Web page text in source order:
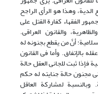
وهذا هو الرأی الراجح
الفقهاء کفارة القتل على
والقانون العراقی.
أنَّ من یقطع بجنونه له
بالإتفاق. وأما فی القانون
فإذا ثبت للجانی العقل حالة
مجنون حالة جنایته له حکم
لمشارکة العاقل